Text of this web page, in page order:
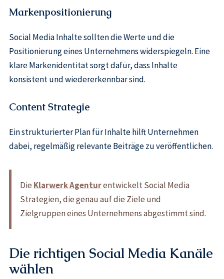
Markenpositionierung
Social Media Inhalte sollten die Werte und die
Positionierung eines Unternehmens widerspiegeln. Eine
klare Markenidentität sorgt dafür, dass Inhalte
konsistent und wiedererkennbar sind.
Content Strategie
Ein strukturierter Plan für Inhalte hilft Unternehmen
dabei, regelmäßig relevante Beiträge zu veröffentlichen.
Die Klarwerk Agenturentwickelt Social Media
Strategien, die genau auf die Ziele und
Zielgruppen eines Unternehmens abgestimmt sind.
Die richtigen Social Media Kanäle
wählen